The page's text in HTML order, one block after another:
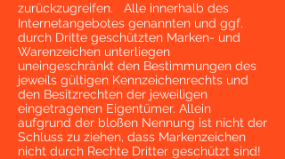
zurückzugreifen. Alle innerhalb des
Internetangebotes genannten und ggf.
durch Dritte geschützten Marken- und
Warenzeichen unterliegen
uneingeschränkt den Bestimmungen des
jeweils gültigen Kennzeichenrechts und
den Besitzrechten der jeweiligen
eingetragenen Eigentümer. Allein
aufgrund der bloßen Nennung ist nicht der
Schluss zu ziehen, dass Markenzeichen
nicht durch Rechte Dritter geschützt sind!